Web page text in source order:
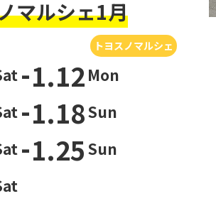
お問い合わせ
一般利用の方へ
公園利用ルール
て
マルシェ1月
トヨスノマルシェ
-1.12 Mon
-1.18Sun
-1.25 Sun